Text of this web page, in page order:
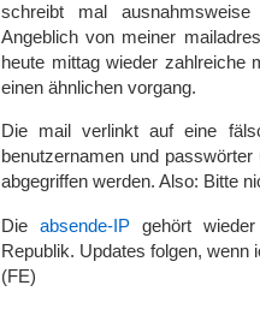
schreibt mal
Angeblich von meiner
heute mittag wieder zahlreiche
einen ähnlichen vorgang.
Die mail verlinkt auf eine
benutzernamen und
abgegriffen werden. Also: Bitte
Die absende-IPgehört wieder
Republik. Updates folgen, wenn
(FE)